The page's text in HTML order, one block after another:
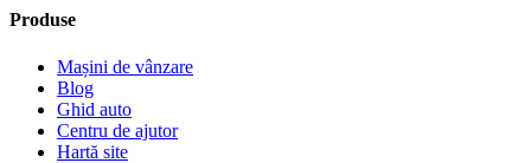
Produse
Mașini de vânzare
Blog
Ghid auto
Centru de ajutor
Hartă site